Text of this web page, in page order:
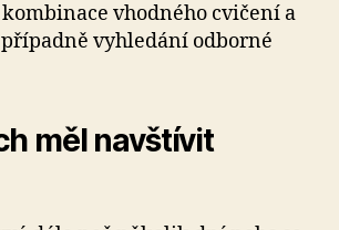
vhodného cvičení a
vyhledání odborné
měl navštívit